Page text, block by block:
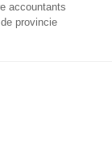
accountants
provincie